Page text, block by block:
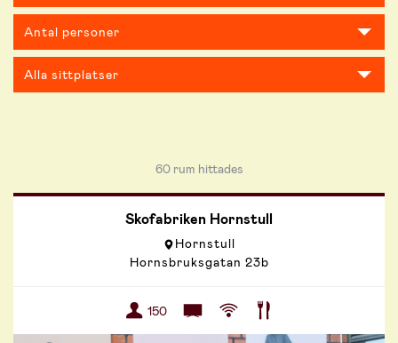
Ture
Hornstull
City
60rum hittades
Skofabriken Hornstull
Hornstull
Hornsbruksgatan 23b
150